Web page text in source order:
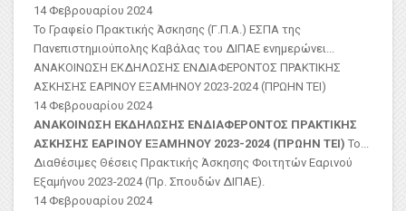
14 Φεβρουαρίου 2024
Το Γραφείο Πρακτικής Άσκησης (Γ.Π.Α.) ΕΣΠΑ της
Πανεπιστημιούπολης Καβάλας του ΔΙΠΑΕ ενημερώνει...
ΑΝΑΚΟΙΝΩΣΗ ΕΚΔΗΛΩΣΗΣ ΕΝΔΙΑΦΕΡΟΝΤΟΣ ΠΡΑΚΤΙΚΗΣ
ΑΣΚΗΣΗΣ ΕΑΡΙΝΟΥ ΕΞΑΜΗΝΟΥ 2023-2024 (ΠΡΩΗΝ ΤΕΙ)
14 Φεβρουαρίου 2024
ΑΝΑΚΟΙΝΩΣΗ ΕΚΔΗΛΩΣΗΣ ΕΝΔΙΑΦΕΡΟΝΤΟΣ ΠΡΑΚΤΙΚΗΣ
ΑΣΚΗΣΗΣ ΕΑΡΙΝΟΥ ΕΞΑΜΗΝΟΥ 2023-2024 (ΠΡΩΗΝ ΤΕΙ) Το...
Διαθέσιμες Θέσεις Πρακτικής Άσκησης Φοιτητών Εαρινού
Εξαμήνου 2023-2024 (Πρ. Σπουδών ΔΙΠΑΕ).
14 Φεβρουαρίου 2024